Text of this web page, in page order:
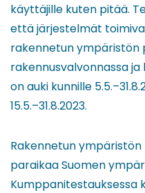
käyttäjille kuten pitää.
että järjestelmät
rakennetun ympäristön
rakennusvalvonnassa ja
on auki kunnille
15.5.–31.8.2023.
Rakennetun
paraikaa Suomen
Kumppanitestauksessa